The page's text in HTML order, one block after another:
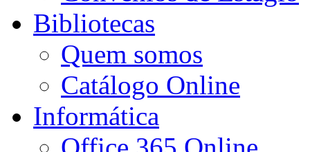
Bibliotecas
Quem somos
Catálogo Online
Informática